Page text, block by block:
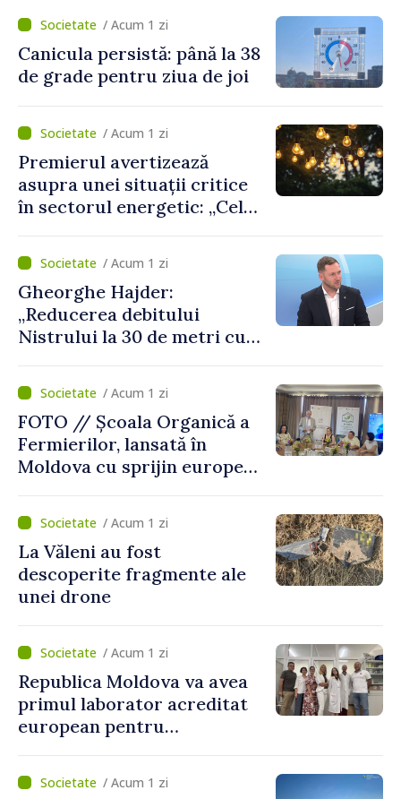
cetățeni au solicitat
ambulanța/ Acum 1 zi
Canicula persistă: până la 38
de grade pentru ziua de joi
/ Acum 1 zi
Premierul avertizează
asupra unei situații critice
în sectorul energetic: „Cel
putea cumpăra nici curent
de avarie”/ Acum 1 zi
Gheorghe Hajder:
„Reducerea debitului
Nistrului la 30 de metri cubi
„catastrofă naturală”
/ Acum 1 zi
FOTO // Școala Organică a
Fermierilor, lansată în
Moldova cu sprijin european
agriculturii durabile
/ Acum 1 zi
La Văleni au fost
descoperite fragmente ale
unei drone
/ Acum 1 zi
Republica Moldova va avea
primul laborator acreditat
european pentru
viței-de-vie
/ Acum 1 zi